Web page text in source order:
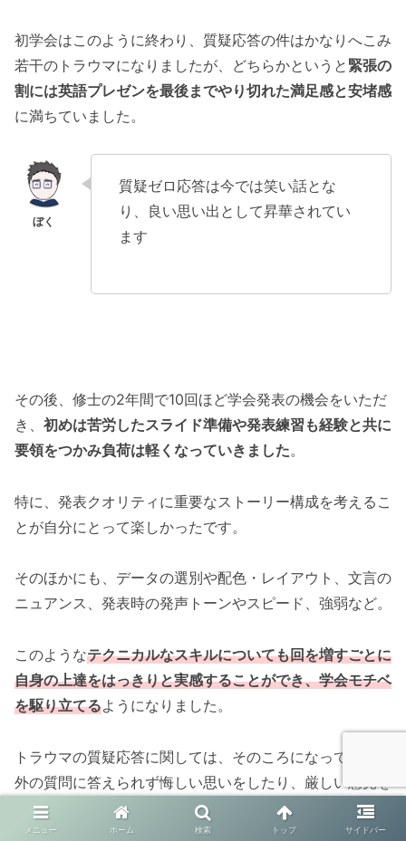
初学会はこのように終わり、質疑応答の件はかなりへこみ
若干のトラウマになりましたが、どちらかというと 緊張の
割には英語プレゼンを最後までやり切れた満足感と安堵感
に満ちていました。
質疑ゼロ応答は今では笑い話とな
り、良い思い出として昇華されてい
ます
その後、修士の2年間で10回ほど学会発表の機会をいただ
き、 初めは苦労したスライド準備や発表練習も経験と共に
要領をつかみ負荷は軽くなっていきました。
特に、発表クオリティに重要なストーリー構成を考えるこ
とが自分にとって楽しかったです。
そのほかにも、データの選別や配色・レイアウト、文言の
ニュアンス、発表時の発声トーンやスピード、強弱など。
このようなテクニカルなスキルについても回を増すごとに
自身の上達をはっきりと実感することができ、学会モチベ
を駆り立てるようになりました。
トラウマの質疑応答に関しては、そのころになっても想定
外の質問に答えられず悔しい思いをしたり、厳しい意見を
受けて研究の意義にすら疑念を抱いてしまうことが多くあ
りました。
メニュー ホーム 検索 トップ サイドバー